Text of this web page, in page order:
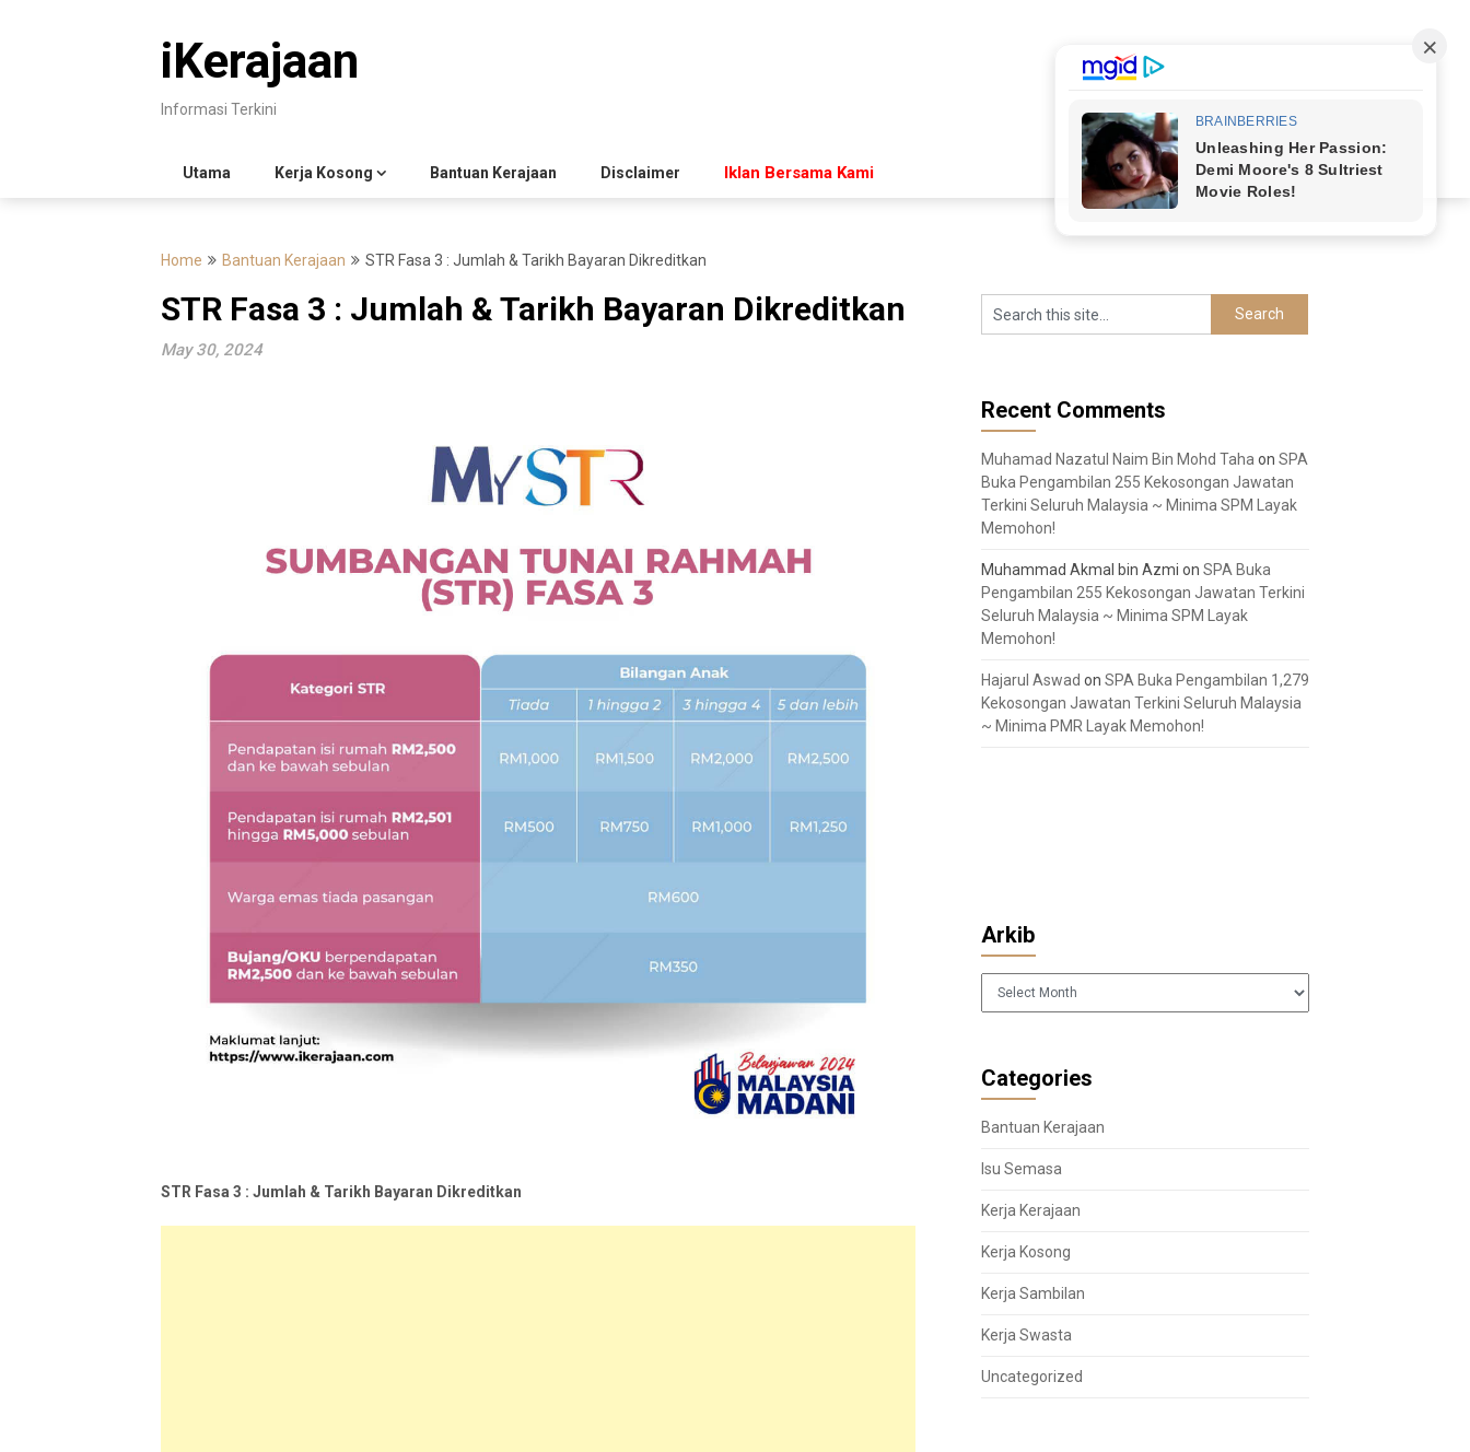
iKerajaan
Informasi Terkini
Utama Kerja Kosong Bantuan Kerajaan Disclaimer Iklan Bersama Kami
Home Bantuan Kerajaan STR Fasa 3 : Jumlah & Tarikh Bayaran Dikreditkan
STR Fasa 3 : Jumlah & Tarikh Bayaran Dikreditkan
May 30, 2024
STR Fasa 3 : Jumlah & Tarikh Bayaran Dikreditkan
Recent Comments
Muhamad Nazatul Naim Bin Mohd Taha on SPA
Buka Pengambilan 255 Kekosongan Jawatan
Terkini Seluruh Malaysia ~ Minima SPM Layak
Memohon!
Muhammad Akmal bin Azmi on SPA Buka
Pengambilan 255 Kekosongan Jawatan Terkini
Seluruh Malaysia ~ Minima SPM Layak
Memohon!
Hajarul Aswad on SPA Buka Pengambilan 1,279
Kekosongan Jawatan Terkini Seluruh Malaysia
~ Minima PMR Layak Memohon!
Arkib
Arkib
Categories
Bantuan Kerajaan
Isu Semasa
Kerja Kerajaan
Kerja Kosong
Kerja Sambilan
Kerja Swasta
Uncategorized